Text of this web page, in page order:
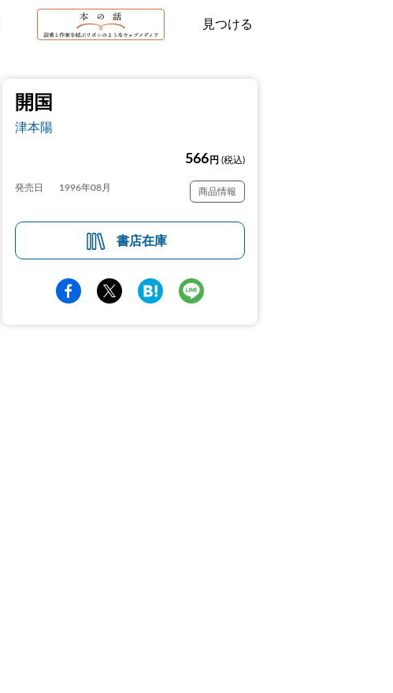
見つける
開国
津本陽
566 円 (税込)
発売日 1996年08月 商品情報
書店在庫